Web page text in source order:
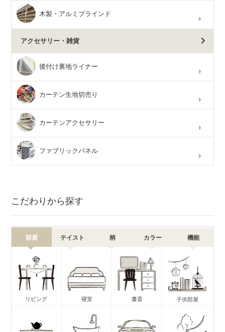
木製・アルミブラインド
アクセサリー・雑貨
後付け裏地ライナー
カーテン生地切売り
カーテンアクセサリー
ファブリックパネル
こだわりから探す
部屋 テイスト 柄 カラー 機能
リビング 寝室 書斎 子供部屋